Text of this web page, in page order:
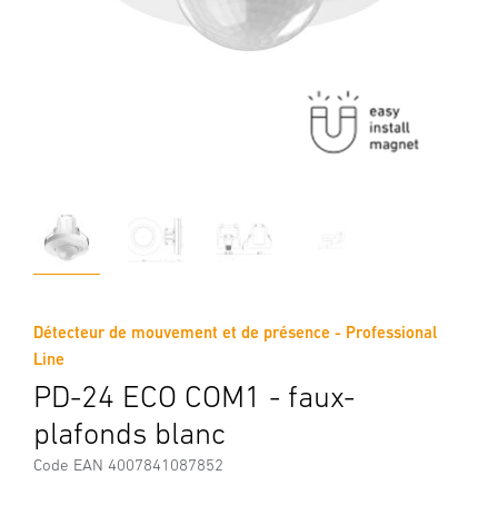
Détecteur de mouvement et de présence - Professional
Line
PD-24 ECO COM1 - faux-
plafonds blanc
Code EAN 4007841087852